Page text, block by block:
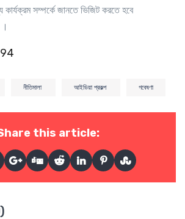
সম্পর্কে জানতে ভিজিট করতে হবে
।
নীতিমালা আইডিয়া প্রকল্প গবেষণা
this article: